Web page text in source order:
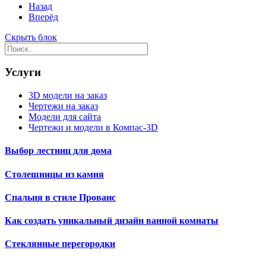
Назад
Вперёд
Скрыть блок
Услуги
3D модели на заказ
Чертежи на заказ
Модели для сайта
Чертежи и модели в Компас-3D
Выбор лестниц для дома
Столешницы из камня
Спальня в стиле Прованс
Как создать уникальный дизайн ванной комнаты
Стеклянные перегородки